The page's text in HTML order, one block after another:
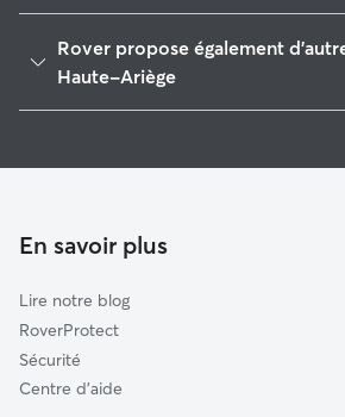
Pays d'Olmes
Quillan
Pamiers
Bourg-Madame
Osséja
Couserans Est
Rover propose également
Haute-Ariège
En savoir plus
Lire notre blog
RoverProtect
Sécurité
Centre d'aide